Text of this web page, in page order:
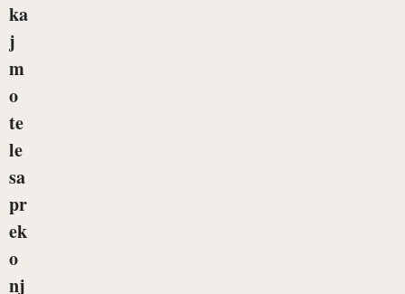
ka
j
m
o
te
le
sa
pr
ek
o
nj